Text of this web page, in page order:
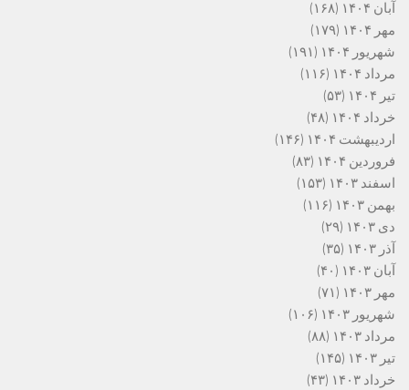
آبان ۱۴۰۴
(۱۶۸)
مهر ۱۴۰۴
(۱۷۹)
شهریور ۱۴۰۴
(۱۹۱)
مرداد ۱۴۰۴
(۱۱۶)
تیر ۱۴۰۴
(۵۳)
خرداد ۱۴۰۴
(۴۸)
اردیبهشت ۱۴۰۴
(۱۴۶)
فروردین ۱۴۰۴
(۸۳)
اسفند ۱۴۰۳
(۱۵۳)
بهمن ۱۴۰۳
(۱۱۶)
دی ۱۴۰۳
(۲۹)
آذر ۱۴۰۳
(۳۵)
آبان ۱۴۰۳
(۴۰)
مهر ۱۴۰۳
(۷۱)
شهریور ۱۴۰۳
(۱۰۶)
مرداد ۱۴۰۳
(۸۸)
تیر ۱۴۰۳
(۱۴۵)
خرداد ۱۴۰۳
(۴۳)